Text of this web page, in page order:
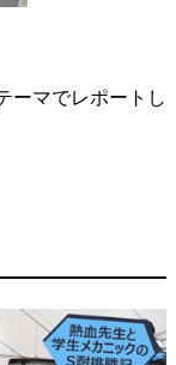
ーマでレポートし